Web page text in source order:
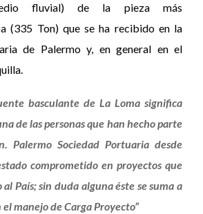
fluvial) de la pieza más
(335 Ton) que se ha recibido en la
de Palermo y, en general en el
basculante de La Loma significa
de las personas que han hecho parte
Palermo Sociedad Portuaria desde
comprometido en proyectos que
País; sin duda alguna éste se suma a
manejo de Carga Proyecto”